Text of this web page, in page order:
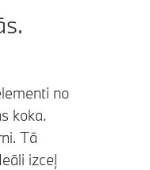
no
koka.
Tā
izceļ